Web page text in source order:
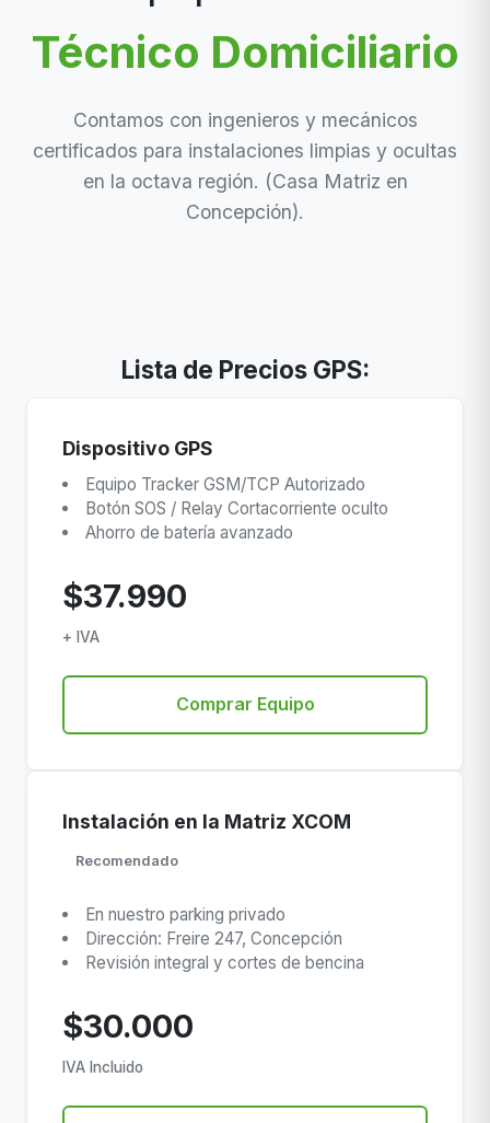
Técnico Domiciliario
Contamos con ingenieros y mecánicos
certificados para instalaciones limpias y ocultas
en la octava región. (Casa Matriz en
Concepción).
Lista de Precios GPS:
Dispositivo GPS
Equipo Tracker GSM/TCP Autorizado
Botón SOS / Relay Cortacorriente oculto
Ahorro de batería avanzado
$37.990
+ IVA
Comprar Equipo
Instalación en la Matriz XCOM
Recomendado
En nuestro parking privado
Dirección: Freire 247, Concepción
Revisión integral y cortes de bencina
$30.000
IVA Incluido